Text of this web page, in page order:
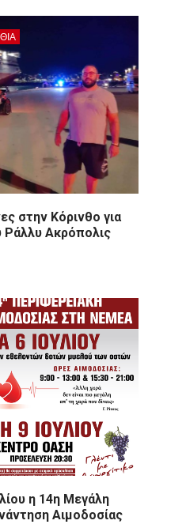
στην Κόρινθο για
Ακρόπολις
η 14η Μεγάλη
Αιμοδοσίας